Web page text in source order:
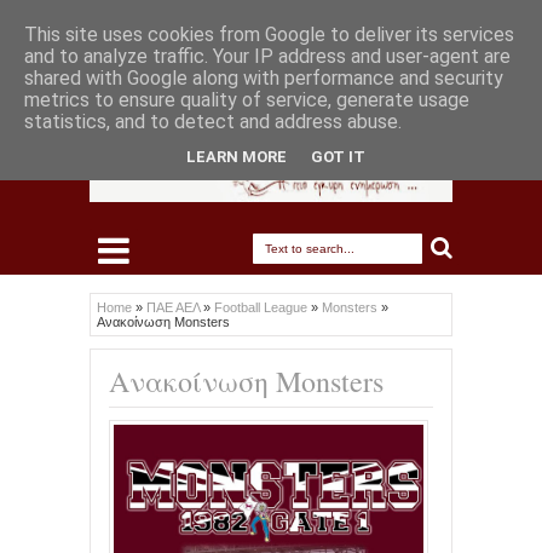
Home » ΠΑΕ ΑΕΛ» Football League » Monsters »
Ανακοίνωση Monsters
Ανακοίνωση Monsters
This site uses cookies from Google to deliver its services
and to analyze traffic. Your IP address and user-agent are
shared with Google along with performance and security
metrics to ensure quality of service, generate usage
statistics, and to detect and address abuse.
LEARN MORE GOT IT